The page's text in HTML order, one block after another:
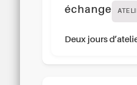
échange
Deux jours